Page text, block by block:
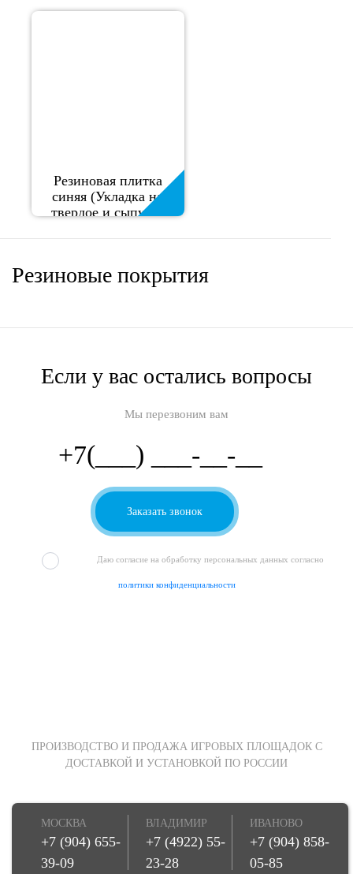
Резиновая плитка
синяя (Укладка на
твердое и сыпучее
Резиновые покрытия
Если у вас остались вопросы
Мы перезвоним вам
Даю согласие на обработку персональных данных согласно
политики конфиденциальности
ПРОИЗВОДСТВО И ПРОДАЖА ИГРОВЫХ ПЛОЩАДОК С
ДОСТАВКОЙ И УСТАНОВКОЙ ПО РОССИИ
МОСКВА
+7 (904) 655-
39-09
ВЛАДИМИР
+7 (4922) 55-
23-28
ИВАНОВО
+7 (904) 858-
05-85